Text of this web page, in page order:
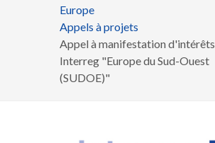
Fil
d'Ariane
Europe
Appels à projets
Appel à manifestation d'intérêts
Interreg "Europe du Sud-Ouest
(SUDOE)"